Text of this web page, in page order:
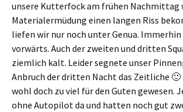
unsere Kutterfock am frühen Nachmittag
Materialermüdung einen langen Riss
liefen wir nur noch unter Genua.
vorwärts. Auch der zweiten und dritten
ziemlich kalt. Leider segnete unser
Anbruch der dritten Nacht das Zeitliche 🙂
wohl doch zu viel für den Guten gewesen.
ohne Autopilot da und hatten noch gut